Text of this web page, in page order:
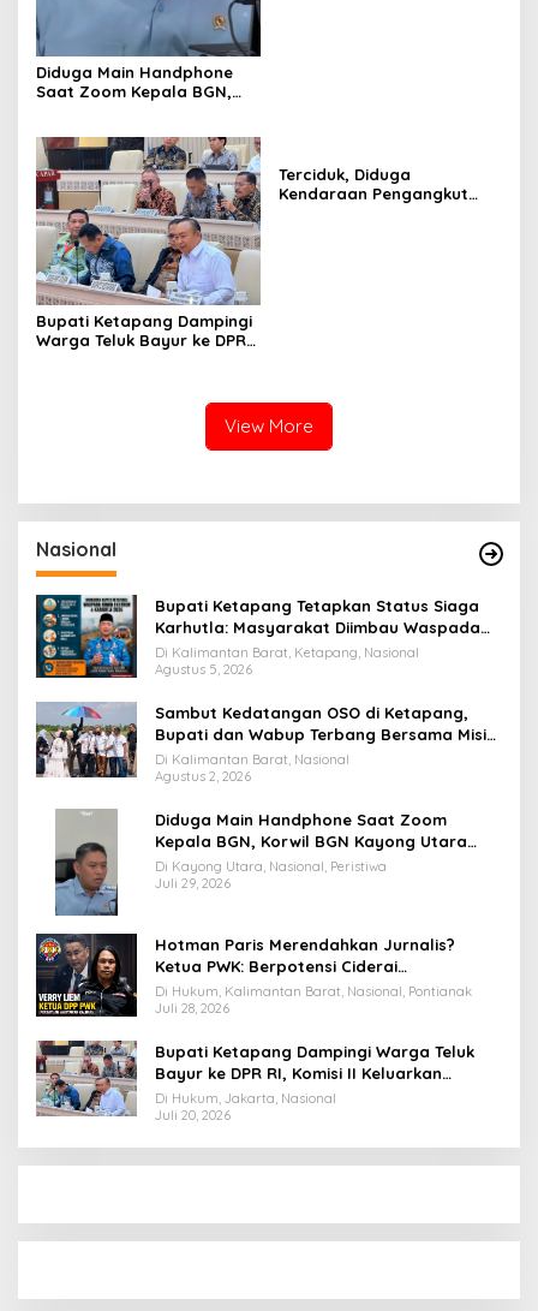
Diduga Main Handphone
Saat Zoom Kepala BGN,
Papua
Bupati Ketapang Dampingi
Warga Teluk Bayur ke DPR
Terciduk, Diduga
Kendaraan Pengangkut
View More
Nasional
Bupati Ketapang Tetapkan Status Siaga
Karhutla: Masyarakat Diimbau Waspada
Cuaca Ekstrem
Di Kalimantan Barat, Ketapang, Nasional
Agustus 5, 2026
Sambut Kedatangan OSO di Ketapang,
Bupati dan Wabup Terbang Bersama Misi
Keberkahan MTQ XXXIV di Kayong Utara
Di Kalimantan Barat, Nasional
Agustus 2, 2026
Diduga Main Handphone Saat Zoom
Kepala BGN, Korwil BGN Kayong Utara
Terancam Dimutasi ke Papua
Di Kayong Utara, Nasional, Peristiwa
Juli 29, 2026
Hotman Paris Merendahkan Jurnalis?
Ketua PWK: Berpotensi Ciderai
Penghormatan
Di Hukum, Kalimantan Barat, Nasional, Pontianak
Juli 28, 2026
Bupati Ketapang Dampingi Warga Teluk
Bayur ke DPR RI, Komisi II Keluarkan
Rekomendasi Tegas Soal Konflik Lahan PT
PTS
Di Hukum, Jakarta, Nasional
Juli 20, 2026